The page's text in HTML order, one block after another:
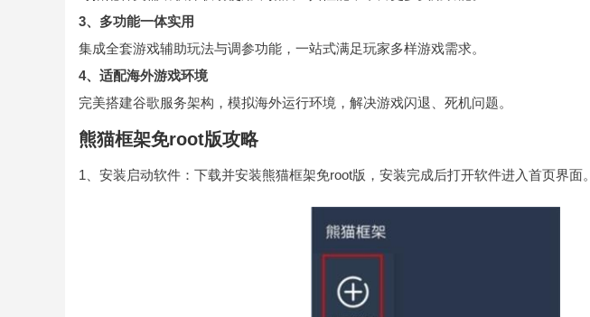
3、多功能一体实用
集成全套游戏辅助玩法与调参功能，一站式满足玩家多样游戏需求。
4、适配海外游戏环境
完美搭建谷歌服务架构，模拟海外运行环境，解决游戏闪退、死机问题。
熊猫框架免root版攻略
1、安装启动软件：下载并安装熊猫框架免root版，安装完成后打开软件进入首页界面。